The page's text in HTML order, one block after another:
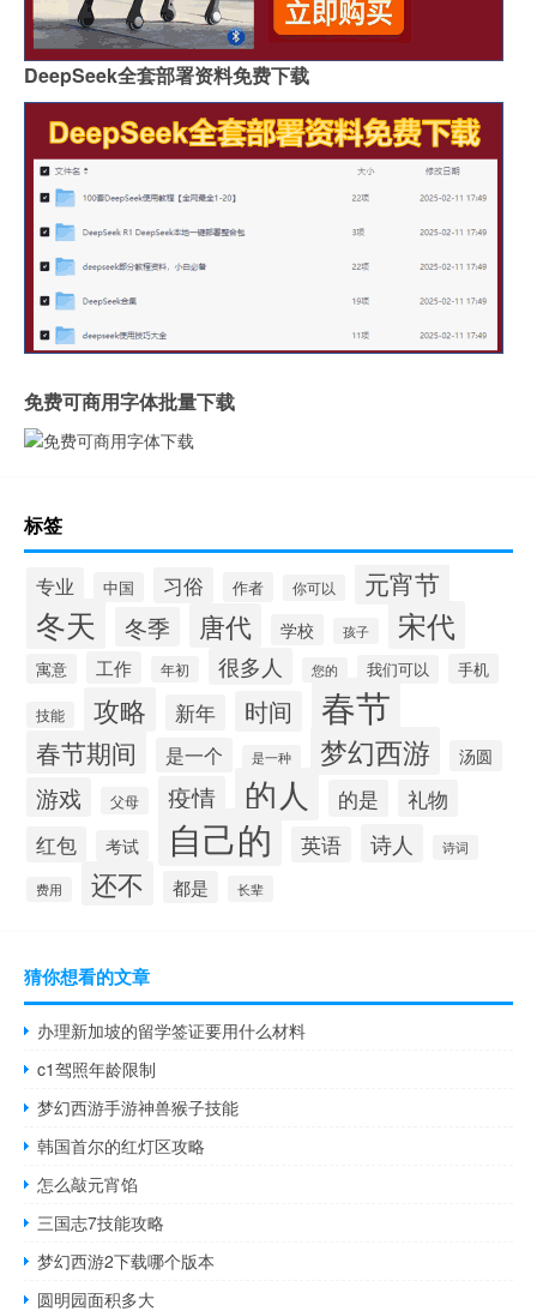
DeepSeek全套部署资料免费下载
免费可商用字体批量下载
标签
专业 中国 习俗 作者 你可以 元宵节
冬天 冬季 唐代 学校 孩子 宋代
寓意 工作 年初 很多人 您的 我们可以 手机
技能 攻略 新年 时间 春节
春节期间 是一个 是一种 梦幻西游 汤圆
游戏 父母 疫情 的人 的是 礼物
红包 考试 自己的 英语 诗人 诗词
费用 还不 都是 长辈
猜你想看的文章
办理新加坡的留学签证要用什么材料
c1驾照年龄限制
梦幻西游手游神兽猴子技能
韩国首尔的红灯区攻略
怎么敲元宵馅
三国志7技能攻略
梦幻西游2下载哪个版本
圆明园面积多大